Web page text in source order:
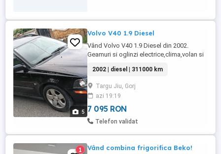
5
Volvo V40 1.9 Diesel
Vând Volvo V40 1.9 Diesel din 2002.
Geamuri si oglinzi electrice,clima,volan si
piele,pilot,trapa electrica pe 2 poziții,bare
portbagaj pe plafon, inchidere
centralizata,volan reglabil,proiectoare,
jante de aliaj, anvelope mixte foarte bine.
KM 311000. ...
2002 | diesel | 311000 km
Targu Jiu, Gorj
azi 19:19
7 095 RON
Telefon validat
1 Vând combina frigorifica Beko!